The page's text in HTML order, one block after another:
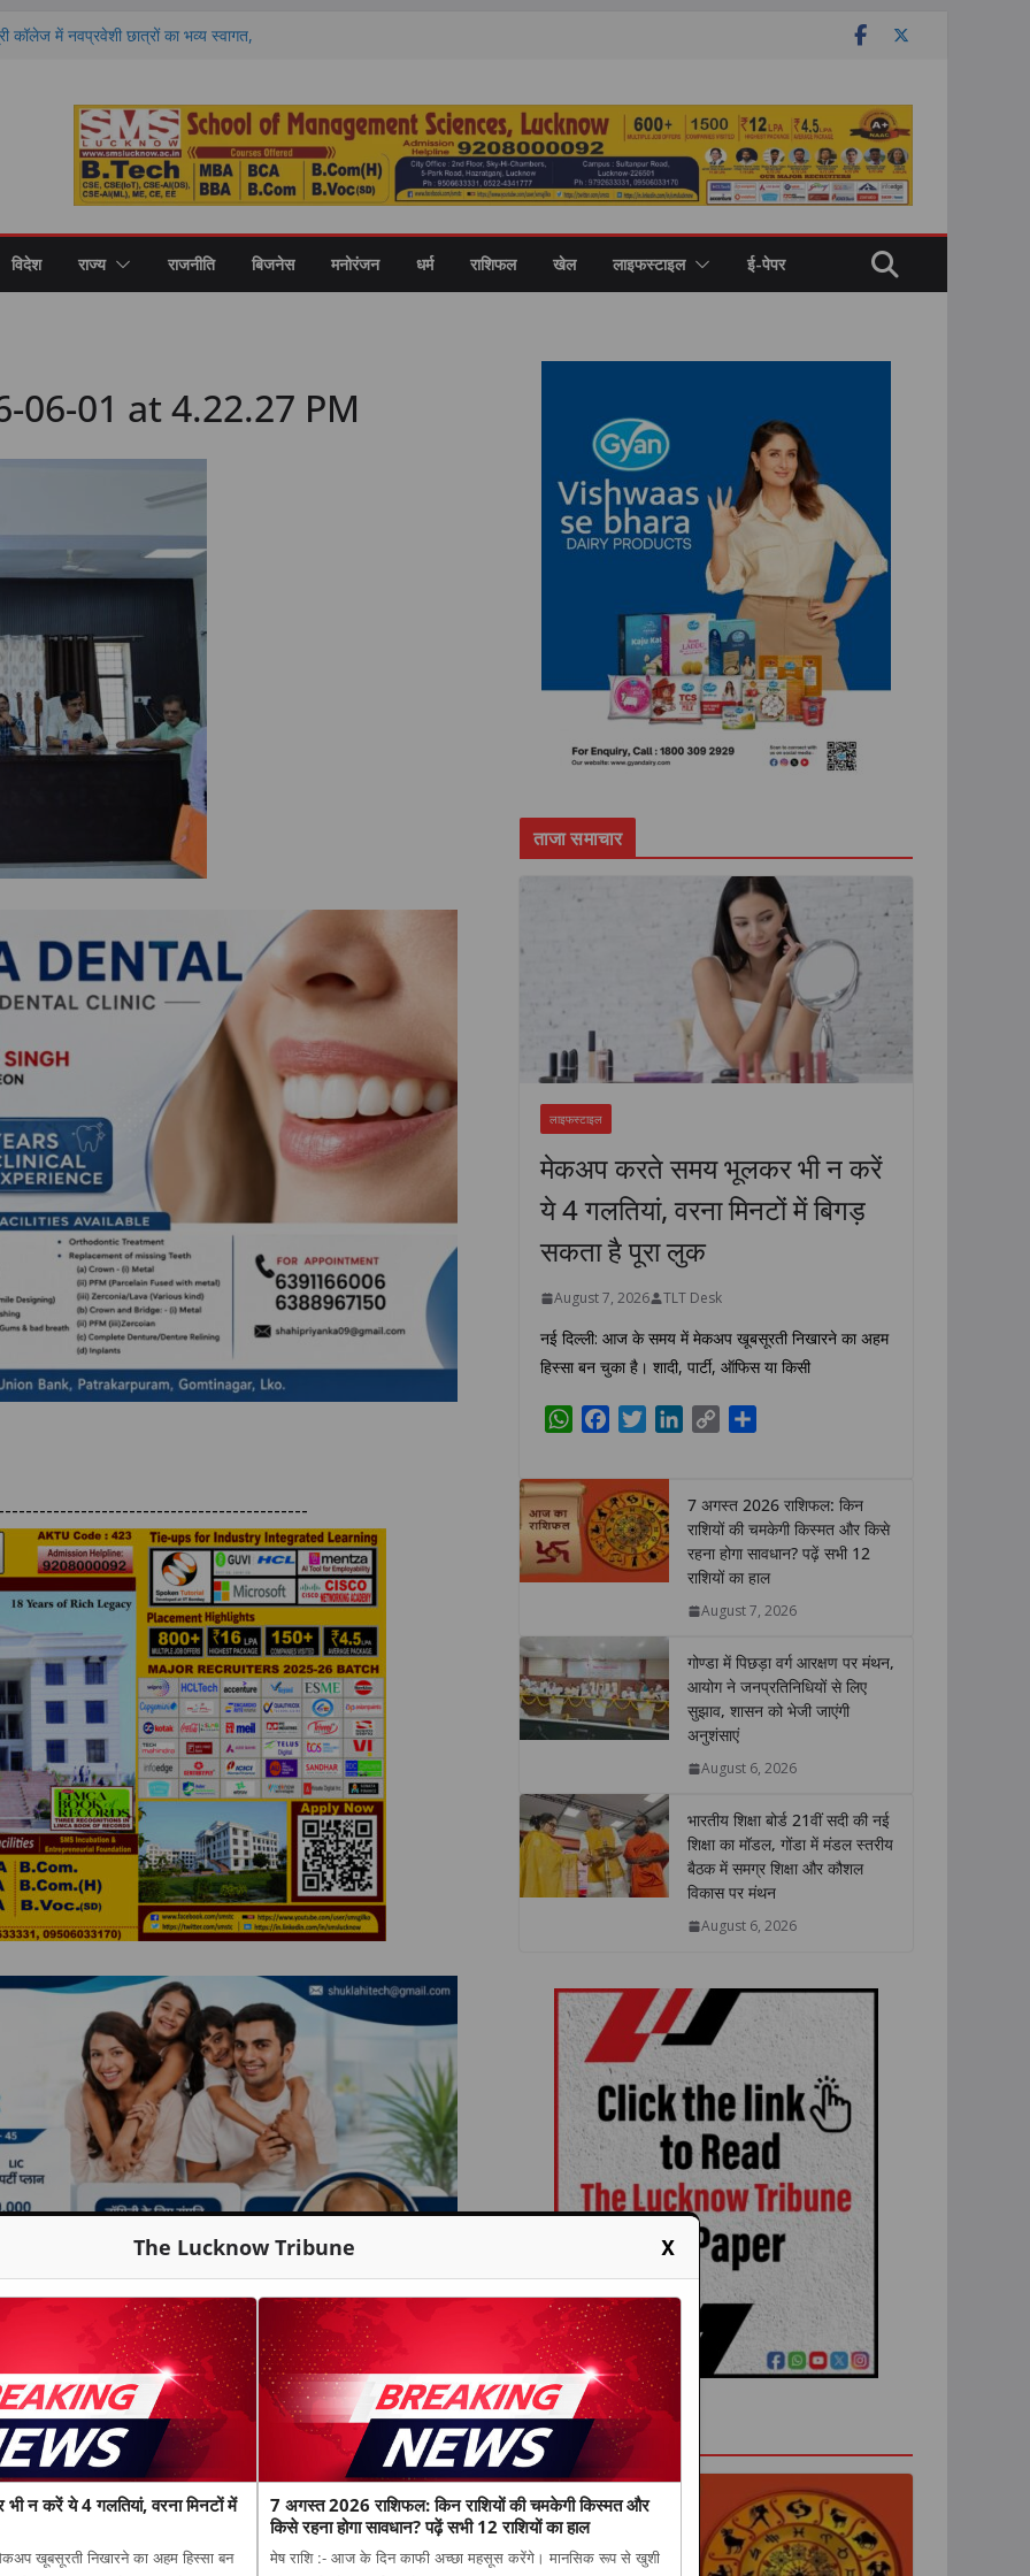
पर मंथन
ये 4 गलतियां, वरना मिनटों में बिगड़ सकता है
राशियों की चमकेगी किस्मत और किसे रहना होगा
हाल
पर मंथन, आयोग ने जनप्रतिनिधियों से लिए सुझाव,
विदेश राज्य राजनीति बिजनेस मनोरंजन धर्म राशिफल खेल लाइफस्टाइल ई-पेपर
06-01 at 4.22.27 PM
ताजा समाचार
लाइफस्टाइल
मेकअप करते समय भूलकर भी न करें
ये 4 गलतियां, वरना मिनटों में बिगड़
सकता है पूरा लुक
August 7, 2026 TLT Desk
नई दिल्ली: आज के समय में मेकअप खूबसूरती निखारने का अहम
हिस्सा बन चुका है। शादी, पार्टी, ऑफिस या किसी
W
a
t
s
A
p
c
e
b
o
o
i
t
t
e
r
k
e
d
I
n
y
L
i
n
k
r
e
7 अगस्त 2026 राशिफल: किन
राशियों की चमकेगी किस्मत और किसे
रहना होगा सावधान? पढ़ें सभी 12
राशियों का हाल
August 7, 2026
गोण्डा में पिछड़ा वर्ग आरक्षण पर मंथन,
आयोग ने जनप्रतिनिधियों से लिए
सुझाव, शासन को भेजी जाएंगी
अनुशंसाएं
August 6, 2026
भारतीय शिक्षा बोर्ड 21वीं सदी की नई
शिक्षा का मॉडल, गोंडा में मंडल स्तरीय
बैठक में समग्र शिक्षा और कौशल
विकास पर मंथन
August 6, 2026
राशिफल
The Lucknow Tribune X
न करें ये 4 गलतियां, वरना मिनटों में
खूबसूरती निखारने का अहम हिस्सा बन
7 अगस्त 2026 राशिफल: किन राशियों की चमकेगी किस्मत और
किसे रहना होगा सावधान? पढ़ें सभी 12 राशियों का हाल
मेष राशि :- आज के दिन काफी अच्छा महसूस करेंगे। मानसिक रूप से खुशी